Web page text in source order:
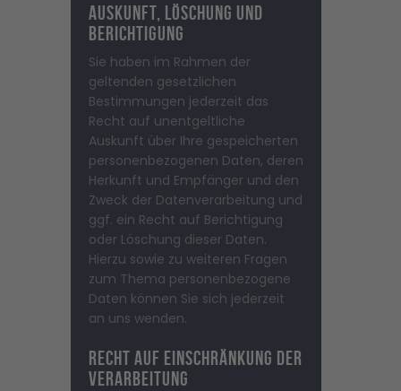
Auskunft, Löschung und
Berichtigung
Sie haben im Rahmen der
geltenden gesetzlichen
Bestimmungen jederzeit das
Recht auf unentgeltliche
Auskunft über Ihre gespeicherten
personenbezogenen Daten, deren
Herkunft und Empfänger und den
Zweck der Datenverarbeitung und
ggf. ein Recht auf Berichtigung
oder Löschung dieser Daten.
Hierzu sowie zu weiteren Fragen
zum Thema personenbezogene
Daten können Sie sich jederzeit
an uns wenden.
Recht auf Einschränkung der
Verarbeitung